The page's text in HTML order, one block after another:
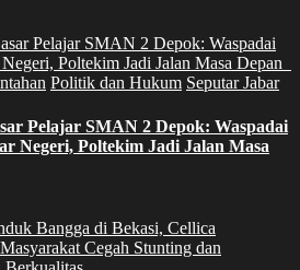
Politik dan Hukum Seputar Jabar
Pelajar SMAN 2 Depok: Waspadai
Negeri, Poltekim Jadi Jalan Masa